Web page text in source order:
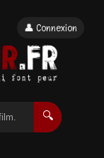
🔍
👤 Connexion